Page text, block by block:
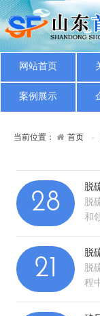
网站首页
案例展示
当前位置： 首页
28
脱
脱
和
要
21
脱
脱
程
有